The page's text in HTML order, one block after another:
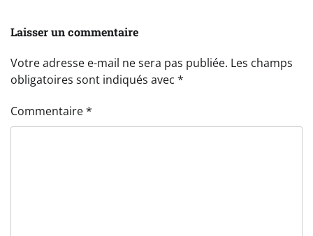
Laisser un commentaire
Votre adresse e-mail ne sera pas publiée. Les champs
obligatoires sont indiqués avec *
Commentaire*